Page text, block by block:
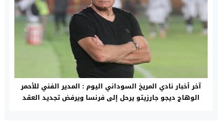
آخر أخبار نادي المريخ السوداني اليوم : المدير الفني للأحمر
الوهاج ديجو جارزيتو يرحل إلى فرنسا ويرفض تجديد العقد